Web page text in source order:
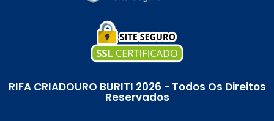
RIFA CRIADOURO BURITI 2026 - Todos Os Direitos
Reservados